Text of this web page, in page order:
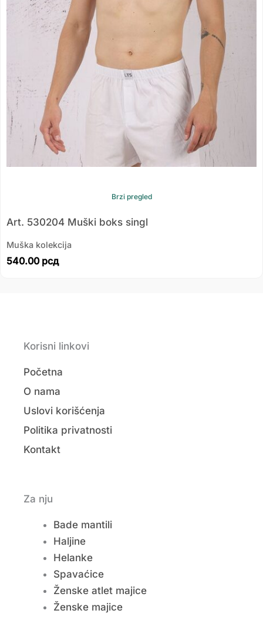
Brzi pregled
Art. 530204 Muški boks singl
Muška kolekcija
540.00 рсд
Korisni linkovi
Početna
O nama
Uslovi korišćenja
Politika privatnosti
Kontakt
Za nju
Bade mantili
Haljine
Helanke
Spavaćice
Ženske atlet majice
Ženske majice